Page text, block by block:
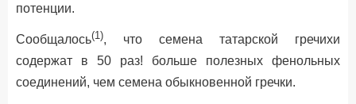
потенции.
Сообщалось(1), что семена татарской гречихи
содержат в 50 раз! больше полезных фенольных
соединений, чем семена обыкновенной гречки.